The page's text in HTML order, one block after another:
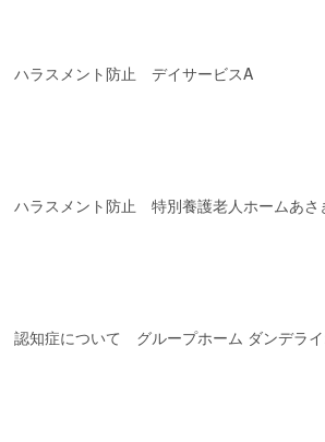
ハラスメント防止 デイサービスA
ハラスメント防止 特別養護老人ホームあさ
認知症について グループホーム ダンデラ